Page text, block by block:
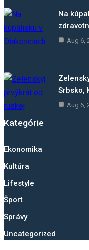
Na
Aug 6,
Srbsko,
Aug 6,
Kategórie
Ekonomika
Kultúra
Lifestyle
Šport
Správy
Uncategorized